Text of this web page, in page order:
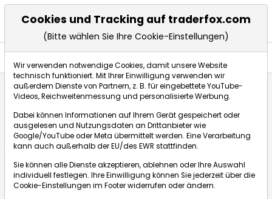
Börse:
Cookies und Tracking auf traderfox.com
(Bitte wählen Sie Ihre Cookie-Einstellungen)
Wir verwenden notwendige Cookies, damit unsere Website
technisch funktioniert. Mit Ihrer Einwilligung verwenden wir
außerdem Dienste von Partnern, z. B. für eingebettete YouTube-
Videos, Reichweitenmessung und personalisierte Werbung.
Dabei können Informationen auf Ihrem Gerät gespeichert oder
ausgelesen und Nutzungsdaten an Drittanbieter wie
Google/YouTube oder Meta übermittelt werden. Eine Verarbeitung
kann auch außerhalb der EU/des EWR stattfinden.
Sie können alle Dienste akzeptieren, ablehnen oder Ihre Auswahl
individuell festlegen. Ihre Einwilligung können Sie jederzeit über die
Cookie-Einstellungen im Footer widerrufen oder ändern.